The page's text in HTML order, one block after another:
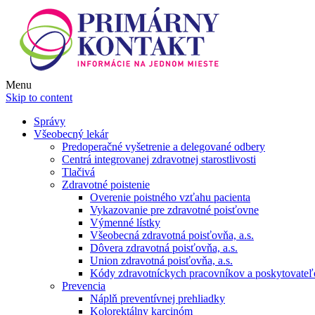
Menu
Skip to content
Správy
Všeobecný lekár
Predoperačné vyšetrenie a delegované odbery
Centrá integrovanej zdravotnej starostlivosti
Tlačivá
Zdravotné poistenie
Overenie poistného vzťahu pacienta
Vykazovanie pre zdravotné poisťovne
Výmenné lístky
Všeobecná zdravotná poisťovňa, a.s.
Dôvera zdravotná poisťovňa, a.s.
Union zdravotná poisťovňa, a.s.
Kódy zdravotníckych pracovníkov a
Prevencia
Náplň preventívnej prehliadky
Kolorektálny karcinóm